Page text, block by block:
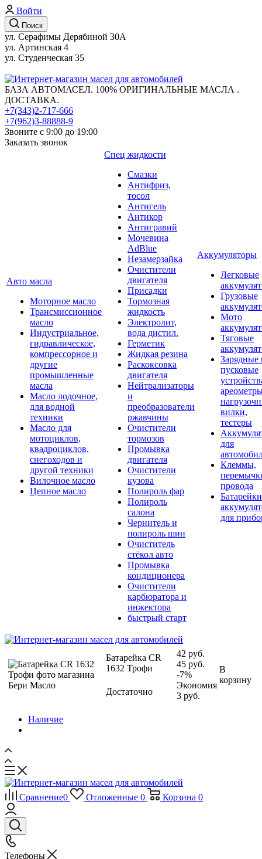
Войти
Поиск
ул. Серафимы Дерябиной 30А
ул. Артинская 4
ул. Студенческая 35
БАЗА АВТОМАСЕЛ. 100% ОРИГИНАЛЬНЫЕ МАСЛА .
ДОСТАВКА.
+7(343)2-717-666
+7(962)3-88888-9
Звоните с 9:00 до 19:00
Заказать звонок
Авто масла
Моторное масло
Трансмиссионное
масло
Индустриальное,
гидравлическое,
компрессорное и
другие
промышленные
масла
Масло лодочное,
для водной
техники
Масло для
мотоциклов,
квадроциклов,
снегоходов и
другой техники
Вилочное масло
Цепное масло
Спец жидкости
Смазки
Антифриз,
тосол
Антигель
Антикор
Антигравий
Мочевина
AdBlue
Незамерзайка
Очистители
двигателя
Присадки
Тормозная
жидкость
Электролит,
вода дистил.
Герметик
Жидкая резина
Раскоксовка
двигателя
Нейтрализаторы
и
преобразователи
ржавчины
Очистители
тормозов
Промывка
двигателя
Очистители
кузова
Полироль фар
Полироль
салона
Чернитель и
полироль шин
Очиститель
стёкол авто
Промывка
кондиционера
Очистители
карбюратора и
инжектора
быстрый старт
Аккумуляторы
Легковые
Грузовые
Мото
Тяговые
Зарядные
пусковые
вилки,
тестеры
для
Клеммы,
провода
для
Батарейка CR
1632 Трофи
Достаточно
42 руб.
45 руб.
-7%
Экономия
3 руб.
В
корзину
Наличие
Сравнение0 Отложенные 0 Корзина 0
Телефоны